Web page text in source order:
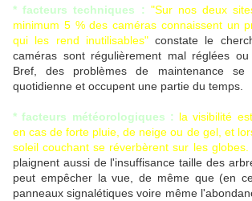
* facteurs techniques : "Sur nos deux
minimum 5 % des caméras connaissent un
qui les rend inutilisables"constate le
caméras sont régulièrement mal réglées ou
Bref, des problèmes de maintenance
quotidienne et occupent une partie du temps.
* facteurs météorologiques : la visibilité
en cas de forte pluie, de neige ou de gel, et
soleil couchant se réverbèrent sur les globes.
plaignent aussi de l'insuffisance taille des
peut empêcher la vue, de même que (en
panneaux signalétiques voire même